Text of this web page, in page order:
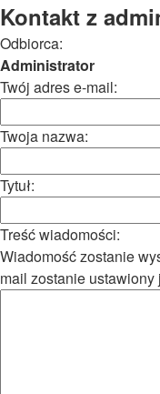
Kontakt z
Odbiorca:
Administrator
Twój adres e-mail:
Twoja nazwa:
Tytuł:
Treść wiadomości:
Wiadomość zostanie
mail zostanie